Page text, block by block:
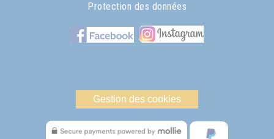
Protection des données
Gestion des cookies